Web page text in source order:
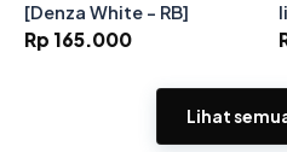
[Denza White - RB]
Rp 165.000
Lihat